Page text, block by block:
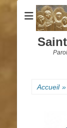
Accueil »